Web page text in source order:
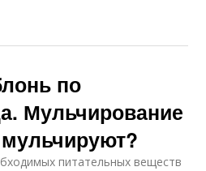
по
Мульчирование
питательных веществ